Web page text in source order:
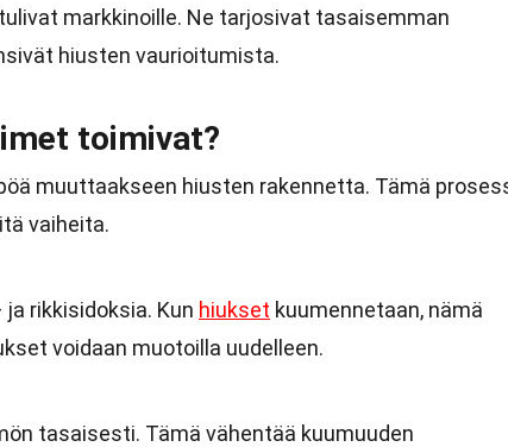
markkinoille. Ne tarjosivat tasaisemman
hiusten vaurioitumista.
toimivat?
muuttaakseen hiusten rakennetta. Tämä
vaiheita.
ja rikkisidoksia. Kun hiukset kuumennetaan, nämä
voidaan muotoilla uudelleen.
tasaisesti. Tämä vähentää kuumuuden